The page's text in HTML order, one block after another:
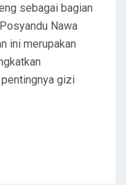
sebagai bagian
Nawa
ini merupakan
gizi